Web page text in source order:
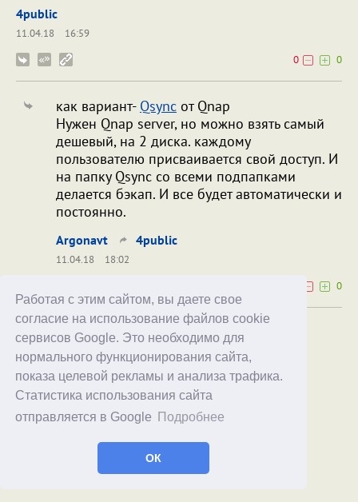
Работая с этим сайтом, вы даете свое
согласие на использование файлов cookie
сервисов Google. Это необходимо для
нормального функционирования сайта,
показа целевой рекламы и анализа трафика.
Статистика использования сайта
отправляется в Google
Подробнее
ОК
4public
11.04.18
16:59
0
0
как вариант- Qsync от Qnap
Нужен Qnap server, но можно взять самый
дешевый, на 2 диска. каждому
пользователю присваивается свой доступ. И
на папку Qsync со всеми подпапками
делается бэкап. И все будет автоматически и
постоянно.
Argonavt 4public
11.04.18
18:02
0
да, конечно. Это же бэкап, а не "тупое
копирование"
кстати,тут есть сравнительная таблица
сравнительная таблица самых популярных
облачных бэкап сервисов.
Вроде Blackbaze стал выше по рейтингу , чем